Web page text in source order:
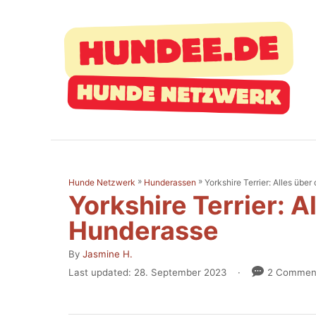
Hunde Netzwerk » Hunderassen » Yorkshire Terrier: Alles über
Yorkshire Terrier:
Hunderasse
By A
u
o
Jasmine H.
PLast updated: 28. September 2023 2